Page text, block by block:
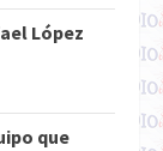
López
que